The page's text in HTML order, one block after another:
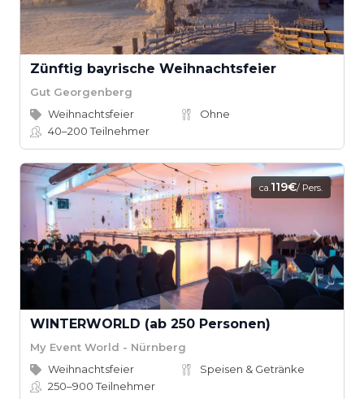
Zünftig bayrische Weihnachtsfeier
Gut Georgenberg
Weihnachtsfeier
Ohne
40–200Teilnehmer
ca.119€/ Pers.
WINTERWORLD (ab 250 Personen)
My Event World - Nürnberg
Weihnachtsfeier
Speisen & Getränke
250–900Teilnehmer